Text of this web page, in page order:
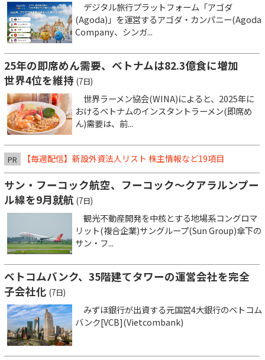
デジタル旅行プラットフォーム「アゴダ
(Agoda)」を運営するアゴダ・カンパニー(Agoda
Company、シンガ...
25年の即席めん需要、ベトナムは82.3億食に増加
世界4位を維持 (7日)
世界ラーメン協会(WINA)によると、2025年に
おけるベトナムのインスタントラーメン(即席め
ん)需要は、前...
PR 【毎週配信】新設外資法人リスト 株主情報など19項目
サン・フーコック航空、フーコック～クアラルンプー
ル線を9月就航 (7日)
観光不動産開発を中核とする地場系コングロマ
リット(複合企業)サングループ(Sun Group)傘下の
サン・フ...
ベトコムバンク、35階建てタワーの運営会社を完全
子会社化 (7日)
みずほ銀行が出資する元国営4大銀行のベトコム
バンク[VCB](Vietcombank)